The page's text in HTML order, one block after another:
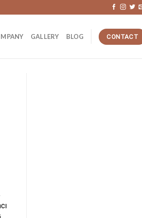
GALLERY BLOG CONTACT